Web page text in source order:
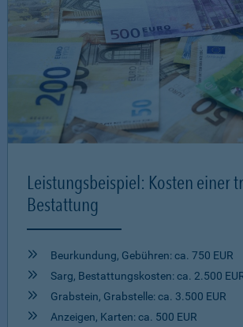
Leistungsbeispiel: Kosten einer
Bestattung
Beurkundung, Gebühren: ca. 750 EUR
Sarg, Bestattungskosten: ca. 2.500
Grabstein, Grabstelle: ca. 3.500 EUR
Anzeigen, Karten: ca. 500 EUR